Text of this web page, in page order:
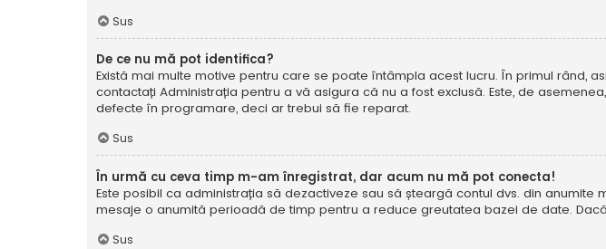
Sus
De ce nu mă pot identifica?
Există mai multe motive pentru care se poate întâmpla acest lucru. În primul rând,
contactați Administrația pentru a vă asigura că nu a fost exclusă. Este, de
defecte în programare, deci ar trebui să fie reparat.
Sus
În urmă cu ceva timp m-am înregistrat, dar acum nu mă pot conecta!
Este posibil ca administrația să dezactiveze sau să șteargă contul dvs. din
mesaje o anumită perioadă de timp pentru a reduce greutatea bazei de date.
Sus